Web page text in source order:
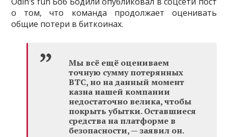
о том, что команда продолжает оценивать
общие потери в биткоинах.
Мы всё ещё оцениваем
точную сумму потерянных
BTC, но на данный момент
казна нашей компании
недостаточно велика, чтобы
покрыть убытки. Оставшиеся
средства на платформе в
безопасности, — заявил он.